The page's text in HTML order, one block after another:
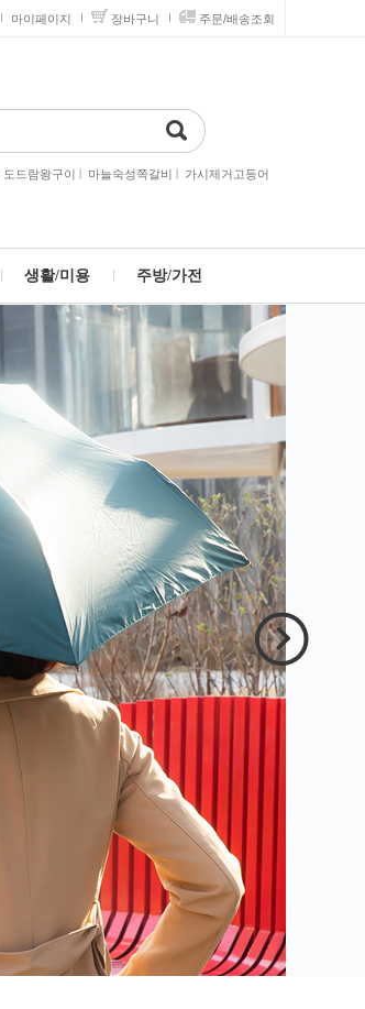
마이페이지 장바구니 주문/배송조회
도드람왕구이 | 마늘숙성쪽갈비 | 가시제거고등어
생활/미용 주방/가전